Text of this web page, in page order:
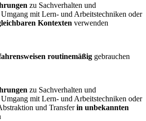
zu Sachverhalten und
mit Lern- und Arbeitstechniken oder
Kontexten verwenden
routinemäßig gebrauchen
zu Sachverhalten und
mit Lern- und Arbeitstechniken oder
und Transferin unbekannten